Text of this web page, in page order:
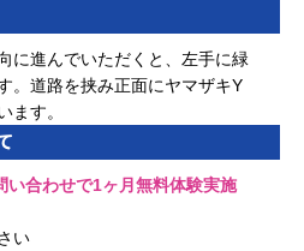
に進んでいただくと、左手に緑
。道路を挟み正面にヤマザキY
ます。
い合わせで1ヶ月無料体験実施
い